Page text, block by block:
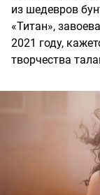
из шедевров
«Титан»,
2021 году,
творчества